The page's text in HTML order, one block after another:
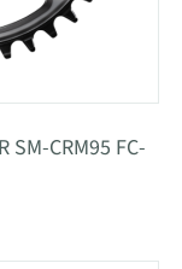
CRM95 FC-